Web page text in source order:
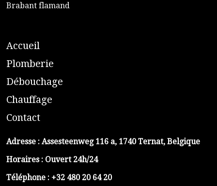
​Brabant flamand
Accueil
​Plomberie
Débouchage
Chauffage
Contact
Adresse : Assesteenweg 116 a, 1740 Ternat, Belgique
Horaires : Ouvert 24h/24
Téléphone : +32 480 20 64 20